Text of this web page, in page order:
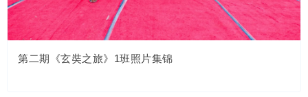
第二期《玄奘之旅》1班照片集锦